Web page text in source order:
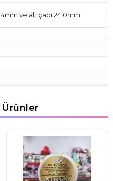
ve alt çapı 24.0mm
Ürünler